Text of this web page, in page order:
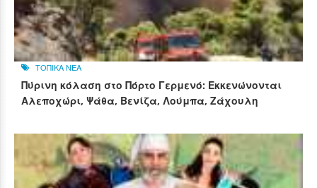
ΤΟΠΙΚΑ ΝΕΑ
Πύρινη κόλαση στο Πόρτο Γερμενό: Εκκενώνονται
Αλεποχώρι, Ψάθα, Βενίζα, Λούμπα, Ζάχουλη